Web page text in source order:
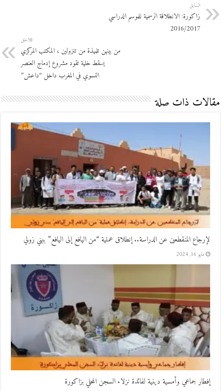
السابق
زاكورة: الانطلاقة الرسمية للموسم الدراسي
2016/2017
اللاحق
من بينهن تلميذة من تنزولين ، المكتب المركزي
يسقط خلية تقود مشروع إدماج العنصر
النسوي في المغرب داخل “داعش”
مقالات ذات صلة
لإرجاع المنقطعين عن الدراسة.. إنطلاق عملية “من اليافع إلى اليافع” ببني زولي
مايو 16, 2024
إفطار جماعي وأمسية دينية لفائدة نزلاء السجن المحلي بزاكورة